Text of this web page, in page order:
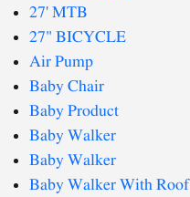
27' MTB
27" BICYCLE
Air Pump
Baby Chair
Baby Product
Baby Walker
Baby Walker
Baby Walker With Roof